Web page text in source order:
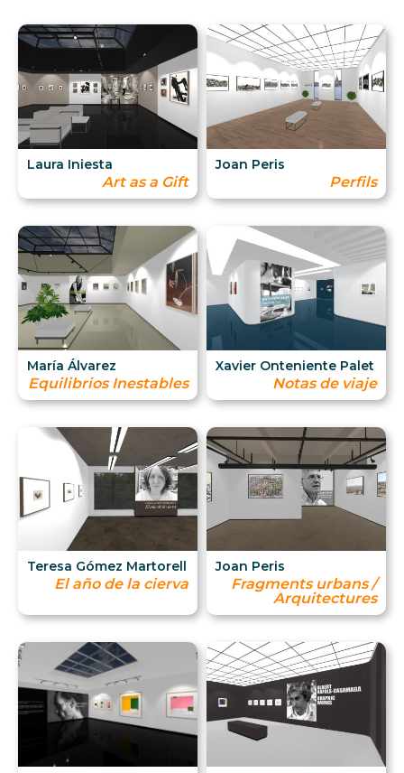
Laura Iniesta
Art as a Gift
Joan Peris
Perfils
María Álvarez
Equilibrios Inestables
Xavier Onteniente Palet
Notas de viaje
Teresa Gómez Martorell
El año de la cierva
Joan Peris
Fragments urbans /
Arquitectures